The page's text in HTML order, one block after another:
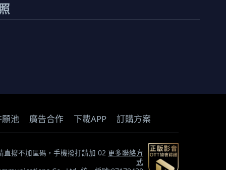
撥不加區碼，手機撥打請加 02 更多聯絡方
式
池 廣告合作 下載APP 訂購方案